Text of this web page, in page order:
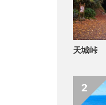
天城峠
2